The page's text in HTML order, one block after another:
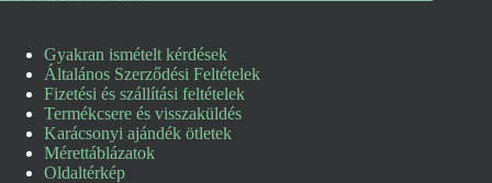
Gyakran ismételt kérdések
Általános Szerződési Feltételek
Fizetési és szállítási feltételek
Termékcsere és visszaküldés
Karácsonyi ajándék ötletek
Mérettáblázatok
Oldaltérkép